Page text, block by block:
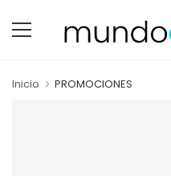
Inicio PROMOCIONES